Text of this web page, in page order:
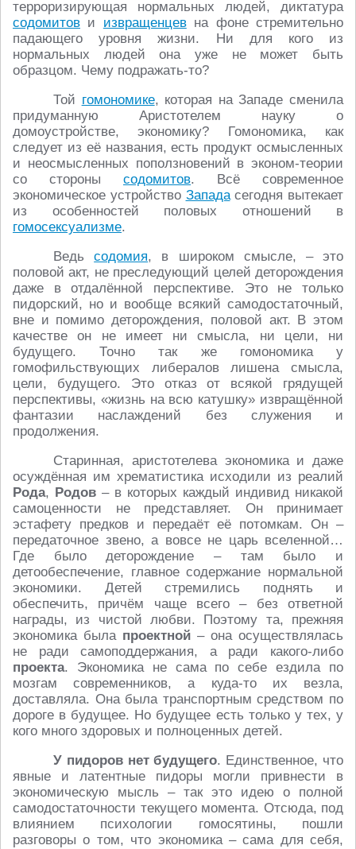
терроризирующая нормальных людей, диктатура
содомитов и извращенцевна фоне стремительно
падающего уровня жизни. Ни для кого из
нормальных людей она уже не может быть
образцом. Чему подражать-то?
Той гомономике, которая на Западе сменила
придуманную Аристотелем науку о
домоустройстве, экономику? Гомономика, как
следует из её названия, есть продукт осмысленных
и неосмысленных поползновений в эконом-теории
со стороны содомитов. Всё современное
экономическое устройство Западасегодня вытекает
из особенностей половых отношений в
гомосексуализме.
Ведьсодомия, в широком смысле, – это
половой акт, не преследующий целей деторождения
даже в отдалённой перспективе. Это не только
пидорский, но и вообще всякий самодостаточный,
вне и помимо деторождения, половой акт. В этом
качестве он не имеет ни смысла, ни цели, ни
будущего. Точно так же гомономика у
гомофильствующих либералов лишена смысла,
цели, будущего. Это отказ от всякой грядущей
перспективы, «жизнь на всю катушку» извращённой
фантазии наслаждений без служения и
продолжения.
Старинная, аристотелева экономика и даже
осуждённая им хрематистика исходили из реалий
Рода, Родов – в которых каждый индивид никакой
самоценности не представляет. Он принимает
эстафету предков и передаёт её потомкам. Он –
передаточное звено, а вовсе не царь вселенной…
Где было деторождение – там было и
детообеспечение, главное содержание нормальной
экономики. Детей стремились поднять и
обеспечить, причём чаще всего – без ответной
награды, из чистой любви. Поэтому та, прежняя
экономика была проектной – она осуществлялась
не ради самоподдержания, а ради какого-либо
проекта. Экономика не сама по себе ездила по
мозгам современников, а куда-то их везла,
доставляла. Она была транспортным средством по
дороге в будущее. Но будущее есть только у тех, у
кого много здоровых и полноценных детей.
У пидоров нет будущего. Единственное, что
явные и латентные пидоры могли привнести в
экономическую мысль – так это идею о полной
самодостаточности текущего момента. Отсюда, под
влиянием психологии гомосятины, пошли
разговоры о том, что экономика – сама для себя,